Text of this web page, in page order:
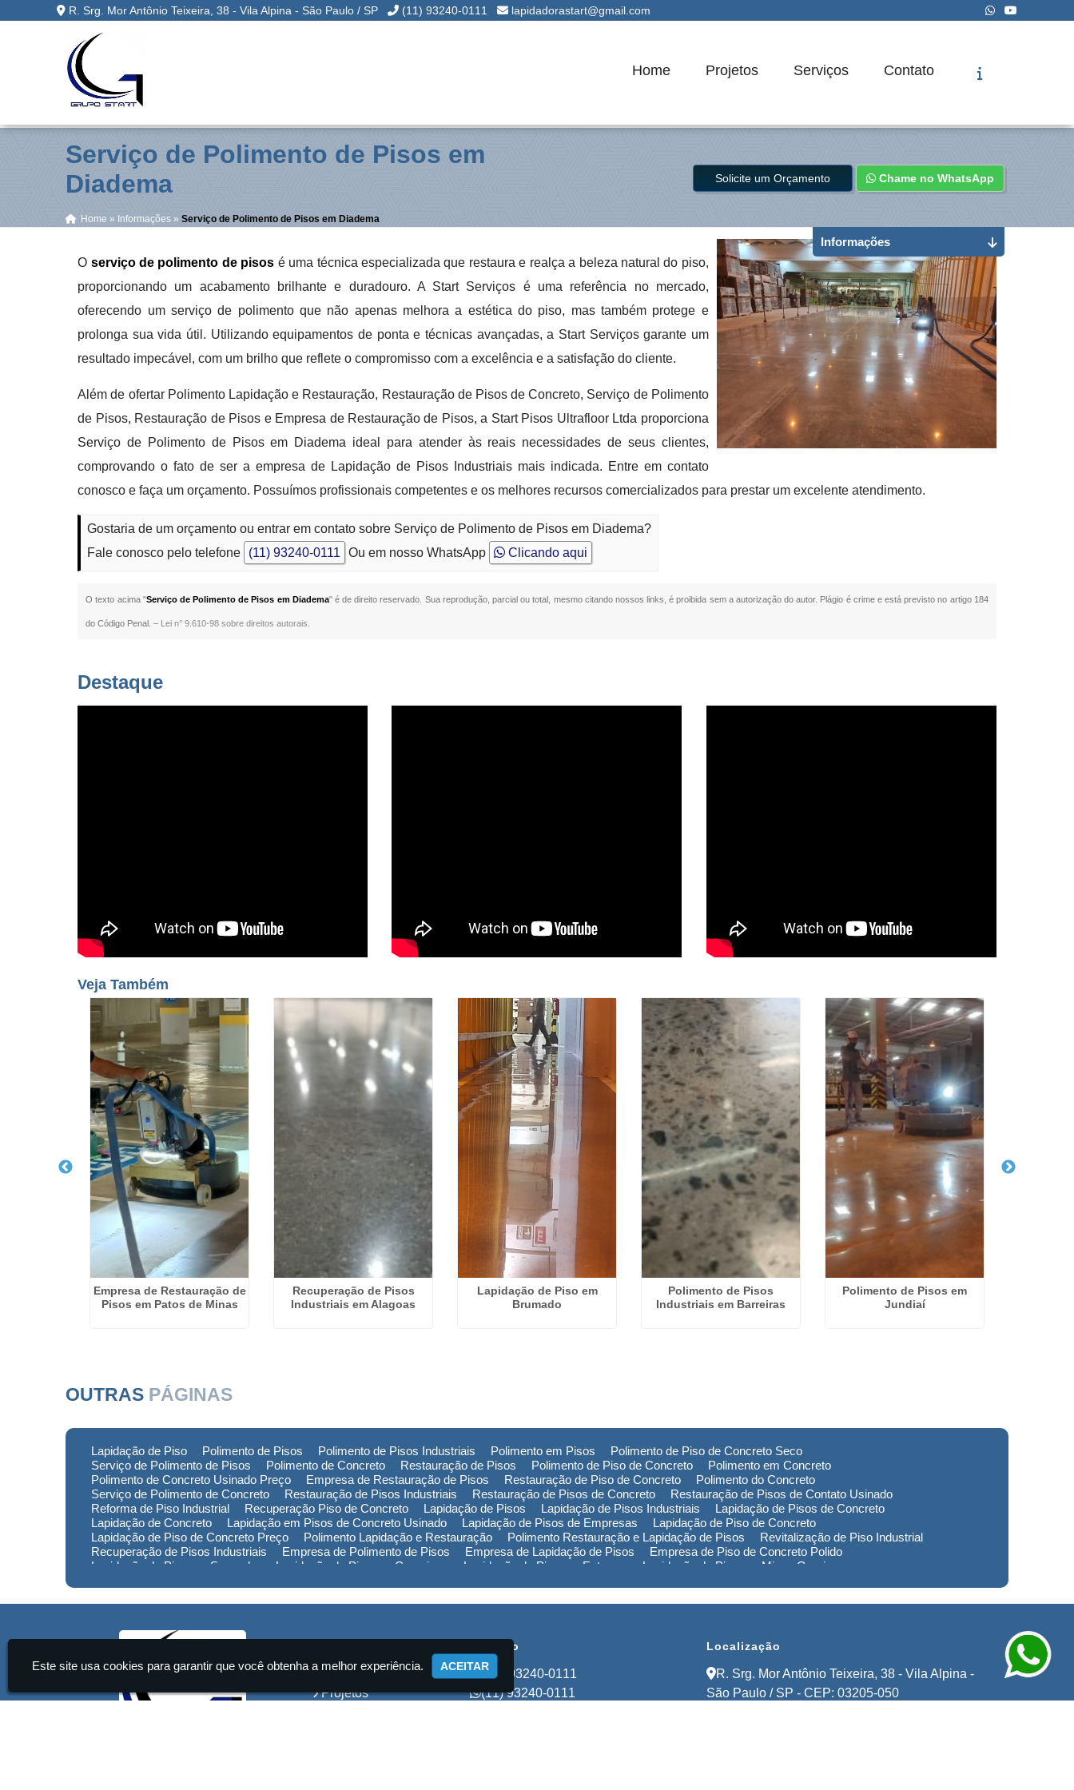
R. Srg. Mor Antônio Teixeira, 38 - Vila Alpina - São Paulo / SP (11) 93240-0111 lapidadorastart@gmail.com
Home Projetos Serviços Contato
Serviço de Polimento de Pisos em
Diadema
Home » Informações »Serviço de Polimento de Pisos em Diadema
Solicite um Orçamento Chame no WhatsApp
O serviço de polimento de pisos é uma técnica especializada que restaura e realça a beleza natural do piso,
proporcionando um acabamento brilhante e duradouro. A Start Serviços é uma referência no mercado,
oferecendo um serviço de polimento que não apenas melhora a estética do piso, mas também protege e
prolonga sua vida útil. Utilizando equipamentos de ponta e técnicas avançadas, a Start Serviços garante um
resultado impecável, com um brilho que reflete o compromisso com a excelência e a satisfação do cliente.
Além de ofertar Polimento Lapidação e Restauração, Restauração de Pisos de Concreto, Serviço de Polimento
de Pisos, Restauração de Pisos e Empresa de Restauração de Pisos, a Start Pisos Ultrafloor Ltda proporciona
Serviço de Polimento de Pisos em Diadema ideal para atender às reais necessidades de seus clientes,
comprovando o fato de ser a empresa de Lapidação de Pisos Industriais mais indicada. Entre em contato
conosco e faça um orçamento. Possuímos profissionais competentes e os melhores recursos comercializados para prestar um excelente atendimento.
Gostaria de um orçamento ou entrar em contato sobre Serviço de Polimento de Pisos em Diadema?
Fale conosco pelo telefone
(11) 93240-0111 Ou em nosso WhatsApp Clicando aqui
O texto acima "Serviço de Polimento de Pisos em Diadema" é de direito reservado. Sua reprodução, parcial ou total, mesmo citando nossos links, é proibida sem a autorização do autor. Plágio é crime e está previsto no artigo 184
do Código Penal. – Lei n° 9.610-98 sobre direitos autorais
Informações
Destaque
Veja Também
Empresa de Restauração de
Pisos em Patos de Minas
Recuperação de Pisos
Industriais em Alagoas
Lapidação de Piso em
Brumado
Polimento de Pisos
Industriais em Barreiras
Polimento de Pisos em
Jundiaí
OUTRAS PÁGINAS
Lapidação de Piso Polimento de Pisos Polimento de Pisos Industriais Polimento em Pisos
Polimento de Piso de Concreto Seco
Serviço de Polimento de Pisos
Polimento de Concreto Restauração de Pisos Polimento de Piso de Concreto
Polimento em Concreto
Polimento de Concreto Usinado Preço
Empresa de Restauração de Pisos Restauração de Piso de Concreto
Polimento do Concreto
Serviço de Polimento de Concreto
Restauração de Pisos Industriais Restauração de Pisos de Concreto
Restauração de Pisos de Contato Usinado
Reforma de Piso Industrial
Recuperação Piso de Concreto Lapidação de Pisos Lapidação de Pisos Industriais
Lapidação de Pisos de Concreto
Lapidação de Concreto
Lapidação em Pisos de Concreto Usinado Lapidação de Pisos de Empresas
Lapidação de Piso de Concreto
Lapidação de Piso de Concreto Preço
Polimento Lapidação e Restauração Polimento Restauração e Lapidação de Pisos
Revitalização de Piso Industrial
Recuperação de Pisos Industriais
Empresa de Polimento de Pisos Empresa de Lapidação de Pisos
Empresa de Piso de Concreto Polido
Lapidação de Piso em Sorocaba
Lapidação de Piso em Campinas Lapidação de Piso em Extrema
Lapidação de Piso em Minas Gerais
Home
Projetos
Contato
(11) 93240-0111
(11) 93240-0111
Localização
R. Srg. Mor Antônio Teixeira, 38 - Vila Alpina -
São Paulo / SP - CEP: 03205-050
Este site usa cookies para garantir que você obtenha a melhor experiência. ACEITAR